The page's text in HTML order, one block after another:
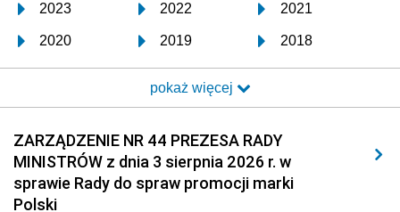
2023 2022 2021
2020 2019 2018
2017 2016 2015
2014 2013 2012
2011 2010 2009
2008 2007 2006
2005
pokaż więcej
ZARZĄDZENIE NR 44 PREZESA RADY
MINISTRÓW z dnia 3 sierpnia 2026 r. w
sprawie Rady do spraw promocji marki
Polski